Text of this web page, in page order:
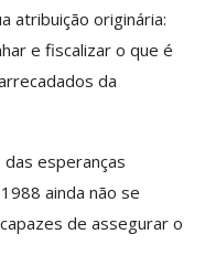
atribuição originária:
e fiscalizar o que é
da
esperanças
ainda não se
de assegurar o